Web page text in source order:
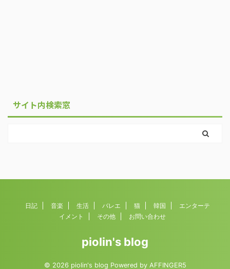
サイト内検索窓
日記 音楽 生活 バレエ 猫 韓国
エンターテ
イメント
その他 お問い合わせ
piolin's blog
© 2026 piolin's blog Powered by AFFINGER5